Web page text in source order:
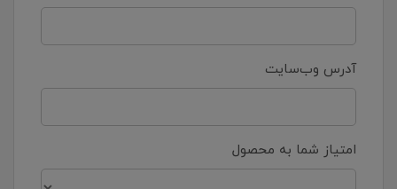
آدرس وب‌سایت
امتیاز شما به محصول